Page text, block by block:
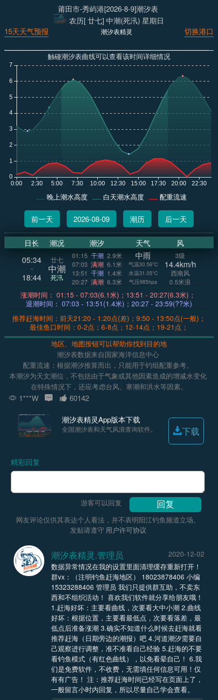
莆田市-秀屿港[2026-8-9]潮汐表
农历[ 廿七] 中潮(死汛) 星期日
切换港口
潮汐表精灵
15天天气预报
触碰潮汐表曲线可以查看该时间详细情况
晚上潮水高度 白天潮水高度 配重流速
前一天 2026-08-09 潮历 后一天
日长 潮况 潮汐 天气 风
05:34
~
18:44
廿七
中潮
死汛
01:15 干潮 2.9米
07:03 满潮 6.1米
13:51 干潮 1.4米
20:27 满潮 6.3米
中雨
气温30.56°C
水温31.05°C
气压985hpa
3级
14.4km/h
西南风
0.5米浪
涨潮时间： 01:15 - 07:03(6.1米)；13:51 - 20:27(6.3米)；
退潮时间： 07:03 - 13:51(1.4米)；20:27 - 23:59(??米)
推荐赶海时间：前天21:20 - 1:20点(差)；9:50 - 13:50点(一般)；
最佳鱼口时间：0-2点；6-8点；12-14点；19-21点；
地区、地图按钮可以帮助你找到目的地
潮汐表数据来自国家海洋信息中心
配重流速：根据潮汐推算而出，只能用于钓组配重参考。
本潮汐为天文潮位，不包括由于气象或其他因素造成的增减水变化
在特殊情况下，还应考虑台风、寒潮和洪水等因素。
1***W 60142
潮汐表精灵App版本下载
全国潮汐表和天气风浪查询软件。 下载
精彩回复
游客可以回复
网友评论仅供其表达个人看法，并不表明阳江钓鱼频道立场。
发贴请遵守 用户许可协议
潮汐表精灵.管理员
2020-12-02
数据异常情况在我的设置里面清理缓存重新打开！
群vx：（注明钓鱼赶海地区） 18023878406 小编
15323288406 管理员 我们只提供群互助，不卖东
西和不组织活动！ 喜欢我们软件就分享给朋友哦！
1.赶海好坏：主要看曲线，次要看大中小潮 2.曲线
好坏：根据位置，主要看最低点，次要看落差，最
低点后准备涨潮 3.确实不知道什么时候去赶海就看
推荐赶海（日期旁边的潮报）吧 4.河道潮汐需要自
己观察进行调整，准不准看自己经验 5.赶海的不要
看钓鱼模式（有红色曲线），以免看晕自己！ 6.我
们是免费软件，不收费，无需填任何信息可用！仅
有有广告！ 注：推荐赶海时间已经写在页面上了，
一般留言小时内回复，所以尽量自己学会查看。